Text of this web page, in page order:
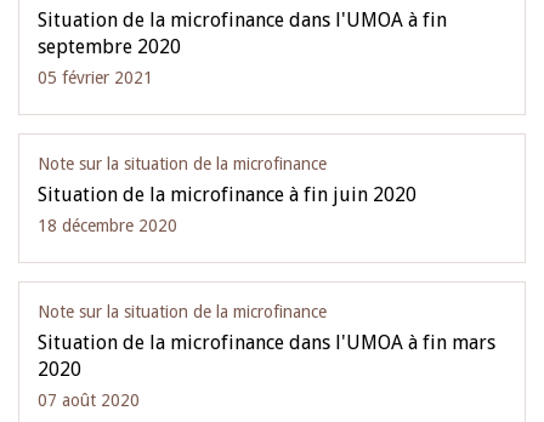
Situation de la microfinance dans l'UMOA à fin
septembre 2020
05 février 2021
Note sur la situation de la microfinance
Situation de la microfinance à fin juin 2020
18 décembre 2020
Note sur la situation de la microfinance
Situation de la microfinance dans l'UMOA à fin mars
2020
07 août 2020